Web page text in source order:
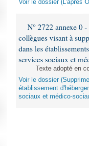
Voir le dossier (L'après
N° 2722 annexe 0
collègues visant à
dans les
services sociaux et
Texte adopté en
Voir le dossier
établissement
sociaux et médico-